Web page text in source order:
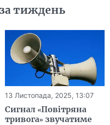
тиждень
13 Листопада, 2025, 13:07
Сигнал «Повітряна
тривога» звучатиме